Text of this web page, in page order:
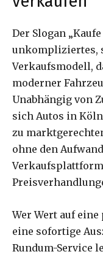
Der Slogan
unkompliziertes,
Verkaufsmodell,
moderner
Unabhängig von
sich Autos in
zu
ohne den
Wer Wert auf
eine sofortige
Rundum-Service